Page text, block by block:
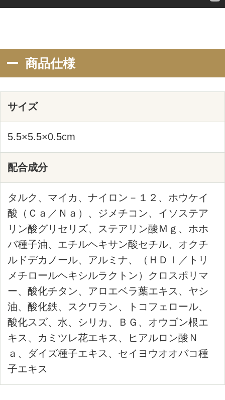
キャンペーン
ご利用の方へ
お支払い方法
ポイント
会員にご登録いただくと、商品ご購入の
ポイントは、1ポイント＝1円で次回の購
入から1ポイント単位でご利用いただけま